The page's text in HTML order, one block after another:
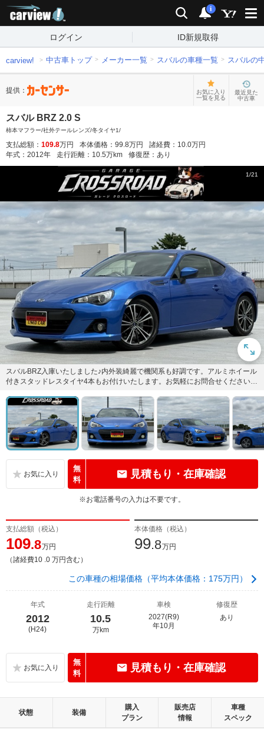
検索 通知
i
ログイン ID新規取得
carview! 中古車トップ メーカー一覧 スバルの車種一覧 スバルの
提供：
お気に入り
一覧を見る
最近見た
中古車
スバル BRZ 2.0 S
柿本マフラー/社外テールレンズ/冬タイヤ1/
支払総額： 109.8万円 本体価格： 99.8万円 諸経費： 10.0万円
年式： 2012年 走行距離： 10.5万km 修復歴： あり
1/21
スバルBRZ入庫いたしました♪内外装綺麗で機関系も好調です。アルミホイール
付きスタッドレスタイヤ4本もお付けいたします。お気軽にお問合せくださいま
無
料
見積もり・在庫確認
※お電話番号の入力は不要です。
支払総額（税込）
109.8万円
（諸経費10 .0 万円含む）
本体価格（税込）
99.8万円
この車種の相場価格（平均本体価格：175万円）
年式
2012
(H24)
走行距離
10.5
万km
車検
2027(R9)
年10月
修復歴
あり
無
料
見積もり・在庫確認
状態 装備
購入
プラン
販売店
情報
車種
スペック